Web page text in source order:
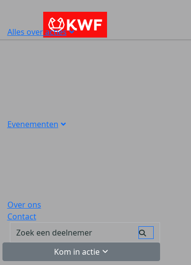
Alles over acties
Evenementen
Over ons
Contact
Kom in actie